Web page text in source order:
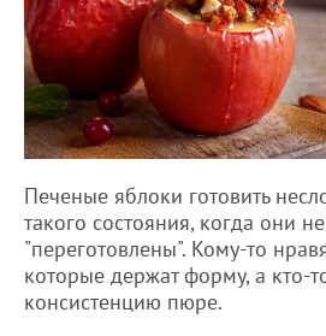
Печеные яблоки готовить
такого состояния, когда они
"переготовлены". Кому-то
которые держат форму, а кто-
консистенцию пюре.